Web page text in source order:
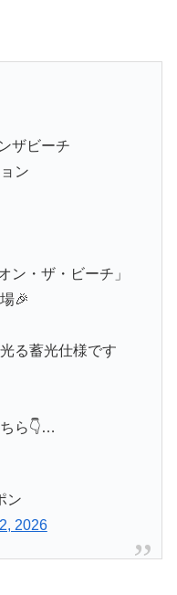
ザビーチ
ン
ン・ザ・ビーチ」
🎉
る蓄光仕様です
ら👇…
ン
2026